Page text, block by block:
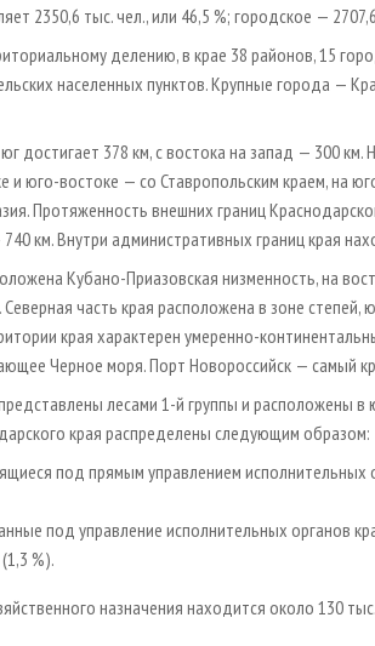
2350,6 тыс. чел., или 46,5 %; городское —
делению, в крае 38 районов, 15
населенных пунктов. Крупные города —
достигает 378 км, с востока на запад — 300 км.
и юго-востоке — со Ставропольским краем, на
Протяженность внешних границ
км. Внутри административных границ края
Кубано-Приазовская низменность, на
часть края расположена в зоне
края характерен умеренно-
Черное моря. Порт Новороссийск — самый
лесами 1-й группы и расположены в
края распределены следующим образом:
под прямым управлением исполнительных
под управление исполнительных органов
%).
назначения находится около 130